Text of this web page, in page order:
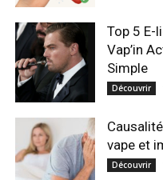
Top 5 E-
Vap’in
Simple
Découvrir
vape et
Découvrir